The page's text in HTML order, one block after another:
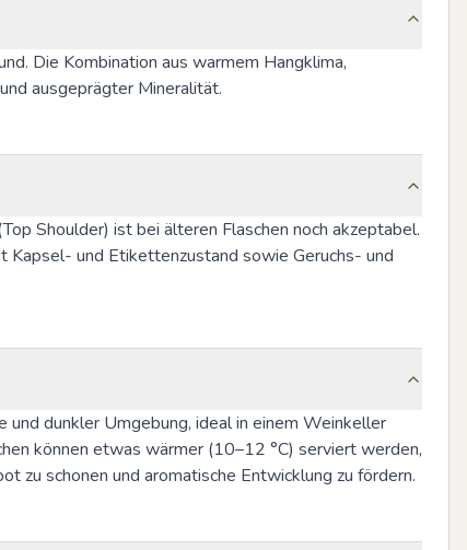
Die Kombination aus warmem Hangklima,
ausgeprägter Mineralität.
Shoulder) ist bei älteren Flaschen noch akzeptabel.
Kapsel- und Etikettenzustand sowie Geruchs- und
dunkler Umgebung, ideal in einem Weinkeller
können etwas wärmer (10–12 °C) serviert werden,
zu schonen und aromatische Entwicklung zu fördern.